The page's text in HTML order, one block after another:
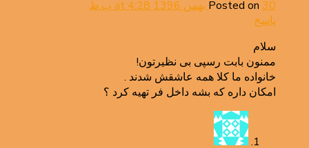
Posted on 30 بهمن 1396 at 4:28 ب.ظ
پاسخ
سلام
ممنون بابت رسپی بی نظیرتون!
خانواده ما کلا همه عاشقش شدند .
امکان داره که بشه داخل فر تهیه کرد ؟